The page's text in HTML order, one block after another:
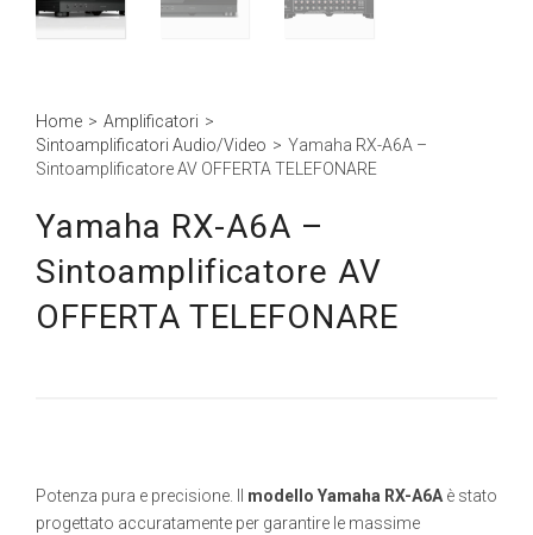
Home > Amplificatori >
Sintoamplificatori Audio/Video > Yamaha RX-A6A –
Sintoamplificatore AV OFFERTA TELEFONARE
Yamaha RX-A6A –
Sintoamplificatore AV
OFFERTA TELEFONARE
Potenza pura e precisione. Il modello Yamaha RX-A6Aè stato
progettato accuratamente per garantire le massime